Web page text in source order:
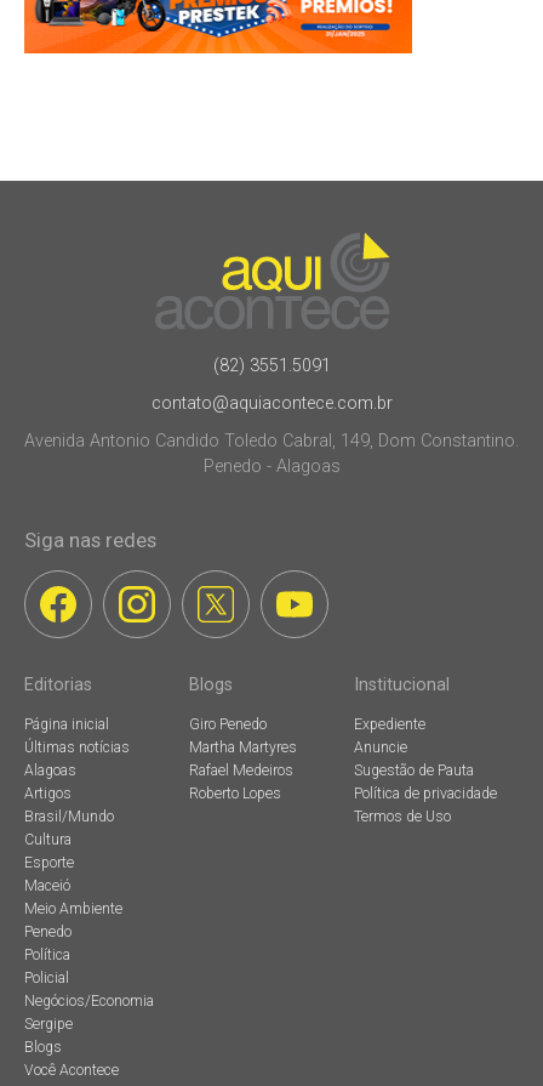
(82) 3551.5091
contato@aquiacontece.com.br
Avenida Antonio Candido Toledo Cabral, 149, Dom Constantino.
Penedo - Alagoas
Siga nas redes
Editorias
Página inicial
Últimas notícias
Alagoas
Artigos
Brasil/Mundo
Cultura
Esporte
Maceió
Meio Ambiente
Penedo
Política
Policial
Negócios/Economia
Sergipe
Blogs
Você Acontece
Blogs
Giro Penedo
Martha Martyres
Rafael Medeiros
Roberto Lopes
Institucional
Expediente
Anuncie
Sugestão de Pauta
Política de privacidade
Termos de Uso